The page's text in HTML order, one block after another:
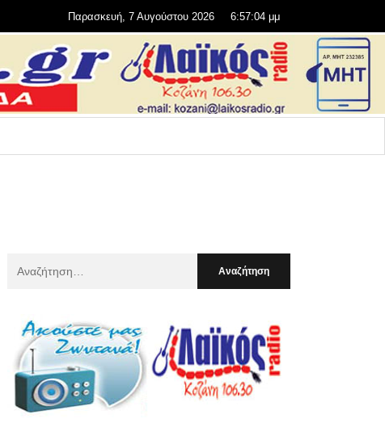
Παρασκευή, 7 Αυγούστου 2026 6:57:06 μμ